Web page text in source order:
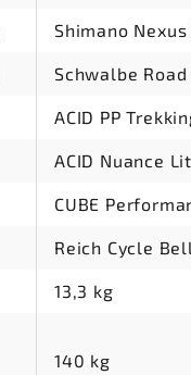
Shimano
Schwalbe
ACID PP
ACID Nuance
CUBE
Reich Cycle
13,3 kg
140 kg